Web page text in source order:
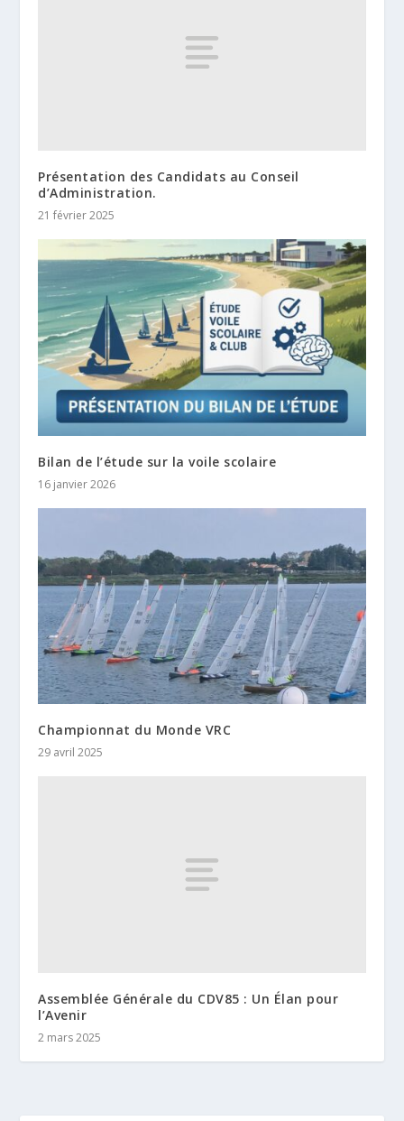
Présentation des Candidats au Conseil
d’Administration.
21 février 2025
Bilan de l’étude sur la voile scolaire
16 janvier 2026
Championnat du Monde VRC
29 avril 2025
Assemblée Générale du CDV85 : Un Élan pour
l’Avenir
2 mars 2025